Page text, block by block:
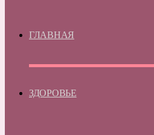
ГЛАВНАЯ
ЗДОРОВЬЕ